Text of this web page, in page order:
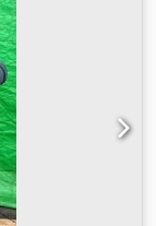
Precies
T-
gleufstenen